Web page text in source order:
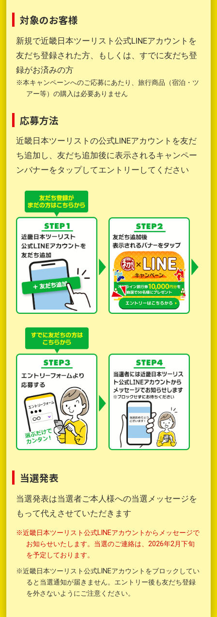
対象のお客様
新規で近畿日本ツーリスト公式LINEアカウントを
友だち登録された方、もしくは、すでに友だち登
録がお済みの方
※本キャンペーンへのご応募にあたり、旅行商品（宿泊・ツ
アー等）の購入は必要ありません
応募方法
近畿日本ツーリストの公式LINEアカウントを友だ
ち追加し、友だち追加後に表示されるキャンペー
ンバナーをタップしてエントリーしてください
当選発表
当選発表は当選者ご本人様への当選メッセージを
もって代えさせていただきます
※近畿日本ツーリスト公式LINEアカウントからメッセージで
お知らせいたします。当選のご連絡は、2026年2月下旬
を予定しております。
※近畿日本ツーリスト公式LINEアカウントをブロックしてい
ると当選通知が届きません。エントリー後も友だち登録
を外さないようにご注意ください。